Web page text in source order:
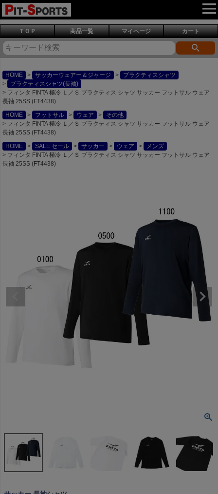
ＴＯＰ 商品一覧 マイページ カート
HOME サッカーウェアー＆ジャージ
プラクティスシャツ
プラクティスシャツ(長袖)
フィンタ FINTA 極冷 Ｌ／Ｓ プラクティス シャツ サッカー フットサル ウェア
長袖 25SS (FT4438)
HOME
フットサル ウェア
その他
フィンタ FINTA 極冷 Ｌ／Ｓ プラクティス シャツ サッカー フットサル ウェア
長袖 25SS (FT4438)
HOME
SALE セール サッカー ウェア
メンズ
フィンタ FINTA 極冷 Ｌ／Ｓ プラクティス シャツ サッカー フットサル ウェア
長袖 25SS (FT4438)